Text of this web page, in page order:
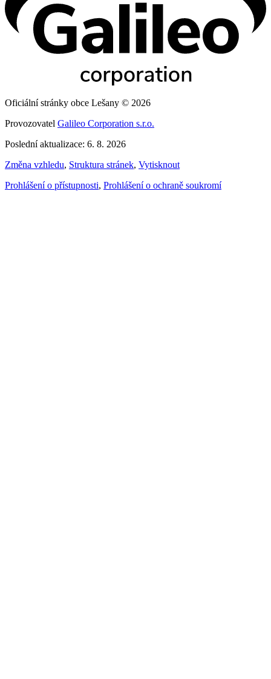
Oficiální stránky obce Lešany © 2026
Provozovatel Galileo Corporation s.r.o.
Poslední aktualizace: 6. 8. 2026
Změna vzhledu, Struktura stránek, Vytisknout
Prohlášení o přístupnosti, Prohlášení o ochraně soukromí